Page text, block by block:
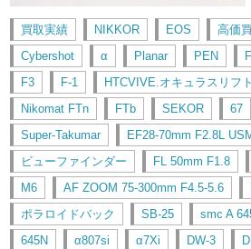
買取実績 NIKKOR EOS 高価
Cybershot
α Planar PEN
F3
F-1 HTCVIVE.オキュラスリフト
Nikomat FTn
FTb SEKOR 67
Super-Takumar
EF28-70mm F2.8L
ビューファインダー
FL 50mm F1.8
M6
AF ZOOM 75-300mm F4.5-5.6
ポラロイドバック
SB-25 smc A
645N
α807si α7Xi DW-3